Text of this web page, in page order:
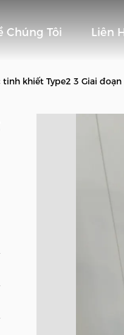
Chúng Tôi Liên
tinh khiết Type2 3 Giai